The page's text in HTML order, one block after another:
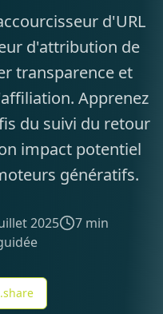
d'URL
d'attribution de
transparence et
Apprenez
du suivi du retour
impact potentiel
génératifs.
2025
7 min